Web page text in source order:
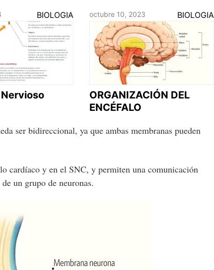
BIOLOGIA octubre 10, 2023 BIOLOGIA
ORGANIZACIÓN DEL
ENCÉFALO
ser bidireccional, ya que ambas membranas pueden
cardíaco y en el SNC, y permiten una comunicación
un grupo de neuronas.